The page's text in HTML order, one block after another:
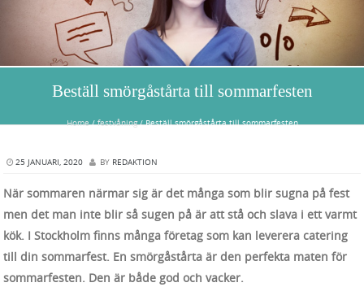
Beställ smörgåstårta till sommarfesten
Home/festvåning/Beställ smörgåstårta till sommarfesten
25 JANUARI, 2020 BY REDAKTION
När sommaren närmar sig är det många som blir sugna på fest
men det man inte blir så sugen på är att stå och slava i ett varmt
kök. I Stockholm finns många företag som kan leverera catering
till din sommarfest. En smörgåstårta är den perfekta maten för
sommarfesten. Den är både god och vacker.